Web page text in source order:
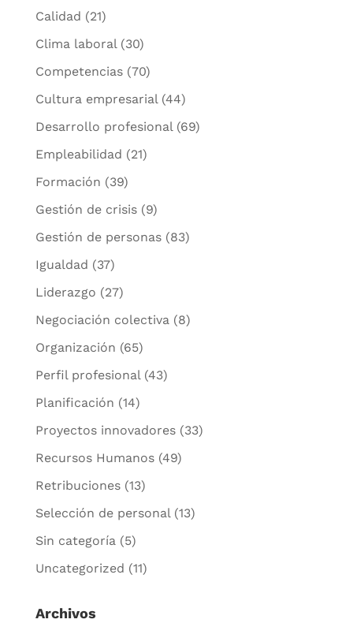
Calidad (21)
Clima laboral (30)
Competencias(70)
Cultura empresarial (44)
Desarrollo profesional (69)
Empleabilidad (21)
Formación (39)
Gestión de crisis(9)
Gestión de personas(83)
Igualdad (37)
Liderazgo (27)
Negociación colectiva (8)
Organización (65)
Perfil profesional (43)
Planificación (14)
Proyectos innovadores(33)
Recursos Humanos(49)
Retribuciones(13)
Selección de personal (13)
Sin categoría (5)
Uncategorized (11)
Archivos